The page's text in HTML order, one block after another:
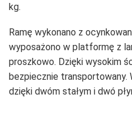
kg.
Ramę wykonano z
wyposażono w platformę z
proszkowo. Dzięki wysokim
bezpiecznie transportowany.
dzięki dwóm stałym i dwó